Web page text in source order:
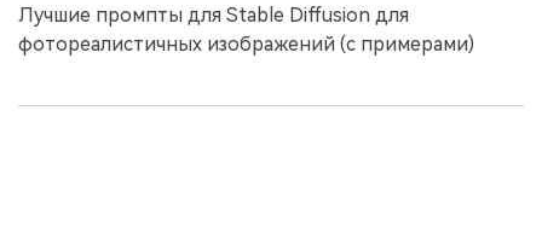
Лучшие промпты для Stable Diffusion для
фотореалистичных изображений (с примерами)